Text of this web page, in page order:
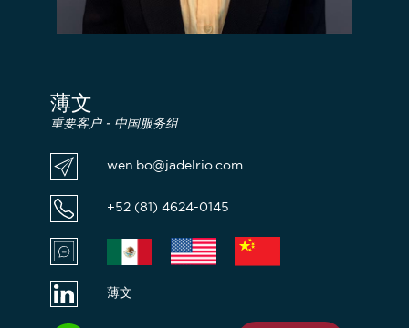
薄文
重要客户 - 中国服务组
wen.bo@jadelrio.com
+52 (81) 4624-0145
薄文